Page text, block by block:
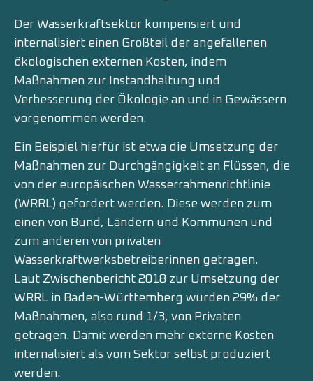
Der Wasserkraftsektor kompensiert und
internalisiert einen Großteil der angefallenen
ökologischen externen Kosten, indem
Maßnahmen zur Instandhaltung und
Verbesserung der Ökologie an und in Gewässern
vorgenommen werden.
Ein Beispiel hierfür ist etwa die Umsetzung der
Maßnahmen zur Durchgängigkeit an Flüssen, die
von der europäischen Wasserrahmenrichtlinie
(WRRL) gefordert werden. Diese werden zum
einen von Bund, Ländern und Kommunen und
zum anderen von privaten
Wasserkraftwerksbetreiberinnen getragen.
Laut Zwischenbericht 2018 zur Umsetzung der
WRRL in Baden-Württemberg wurden 29% der
Maßnahmen, also rund 1/3, von Privaten
getragen. Damit werden mehr externe Kosten
internalisiert als vom Sektor selbst produziert
werden.